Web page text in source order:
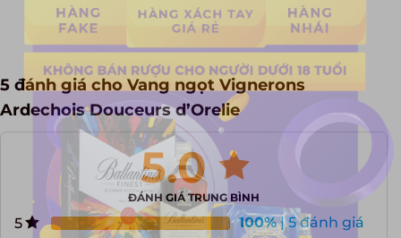
5 đánh giá cho Vang ngọt Vignerons
Ardechois Douceurs d’Orelie
5.0
ĐÁNH GIÁ TRUNG BÌNH
5 100%| 5 đánh giá